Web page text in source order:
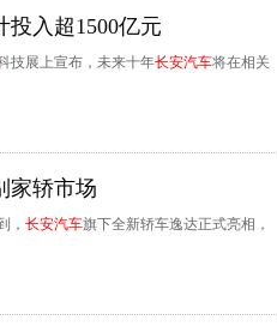
入超1500亿元
技展上宣布，未来十年长安汽车将在相关
家轿市场
， 长安汽车旗下全新轿车逸达正式亮相，